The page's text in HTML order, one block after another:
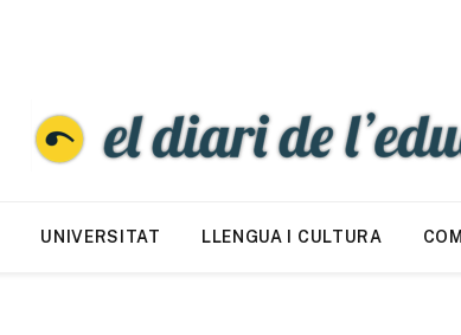
UNIVERSITAT LLENGUA I CULTURA